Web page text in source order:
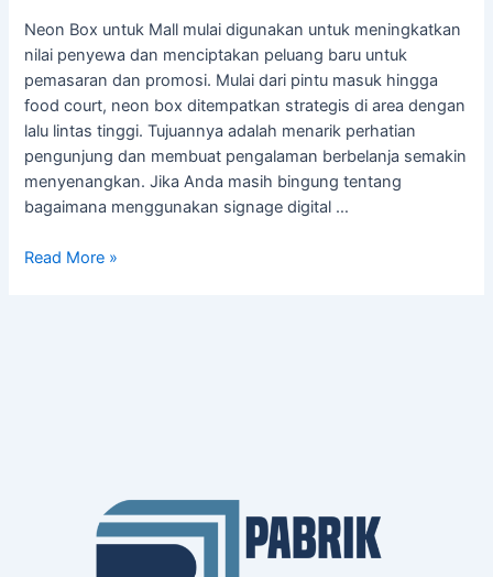
Neon Box untuk Mall mulai digunakan untuk meningkatkan
nilai penyewa dan menciptakan peluang baru untuk
pemasaran dan promosi. Mulai dari pintu masuk hingga
food court, neon box ditempatkan strategis di area dengan
lalu lintas tinggi. Tujuannya adalah menarik perhatian
pengunjung dan membuat pengalaman berbelanja semakin
menyenangkan. Jika Anda masih bingung tentang
bagaimana menggunakan signage digital …
Read More »